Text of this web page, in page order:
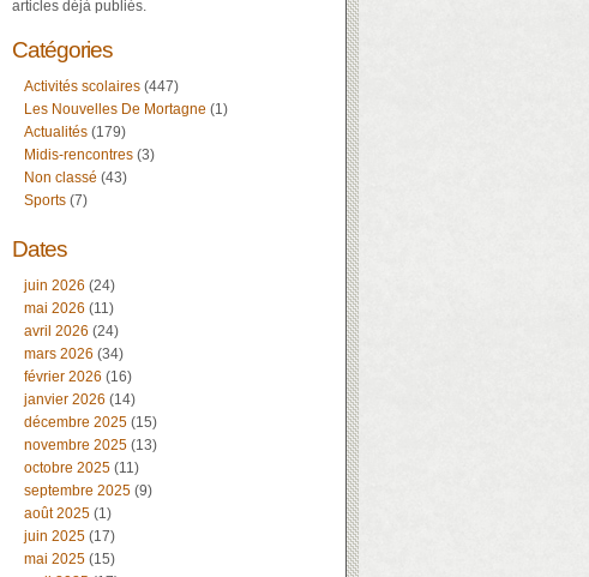
articles déjà publiés.
Catégories
Activités scolaires (447)
Les Nouvelles De Mortagne (1)
Actualités (179)
Midis-rencontres (3)
Non classé (43)
Sports (7)
Dates
juin 2026 (24)
mai 2026 (11)
avril 2026 (24)
mars 2026 (34)
février 2026 (16)
janvier 2026 (14)
décembre 2025 (15)
novembre 2025 (13)
octobre 2025 (11)
septembre 2025 (9)
août 2025 (1)
juin 2025 (17)
mai 2025 (15)